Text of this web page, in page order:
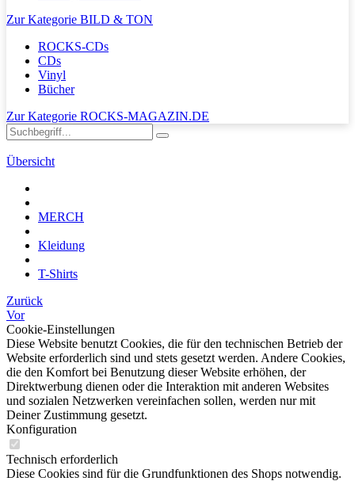
Zur Kategorie BILD & TON
ROCKS-CDs
CDs
Vinyl
Bücher
Zur Kategorie ROCKS-MAGAZIN.DE
Übersicht
MERCH
Kleidung
T-Shirts
Zurück
Vor
Cookie-Einstellungen
Diese Website benutzt Cookies, die für den technischen Betrieb der
Website erforderlich sind und stets gesetzt werden. Andere Cookies,
die den Komfort bei Benutzung dieser Website erhöhen, der
Direktwerbung dienen oder die Interaktion mit anderen Websites
und sozialen Netzwerken vereinfachen sollen, werden nur mit
Deiner Zustimmung gesetzt.
Konfiguration
Technisch erforderlich
Diese Cookies sind für die Grundfunktionen des Shops notwendig.